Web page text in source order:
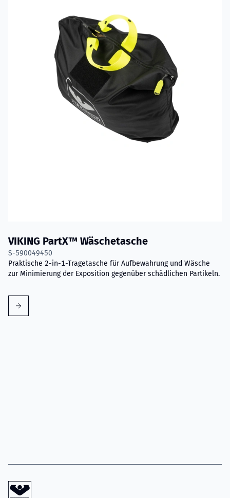
VIKING PartX™ Wäschetasche
S-590049450
Praktische 2-in-1-Tragetasche für Aufbewahrung und Wäsche
zur Minimierung der Exposition gegenüber schädlichen Partikeln.